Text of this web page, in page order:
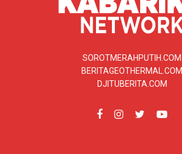
SOROTMERAHPUTIH.COM
BERITAGEOTHERMAL.COM
DJITUBERITA.COM